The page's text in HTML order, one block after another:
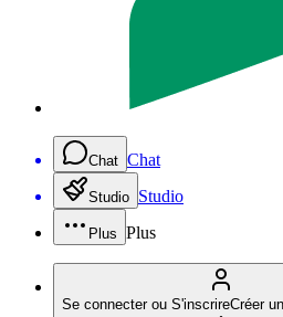
Chat Chat
Studio Studio
Plus Plus
Se connecter ou S'inscrireCréer